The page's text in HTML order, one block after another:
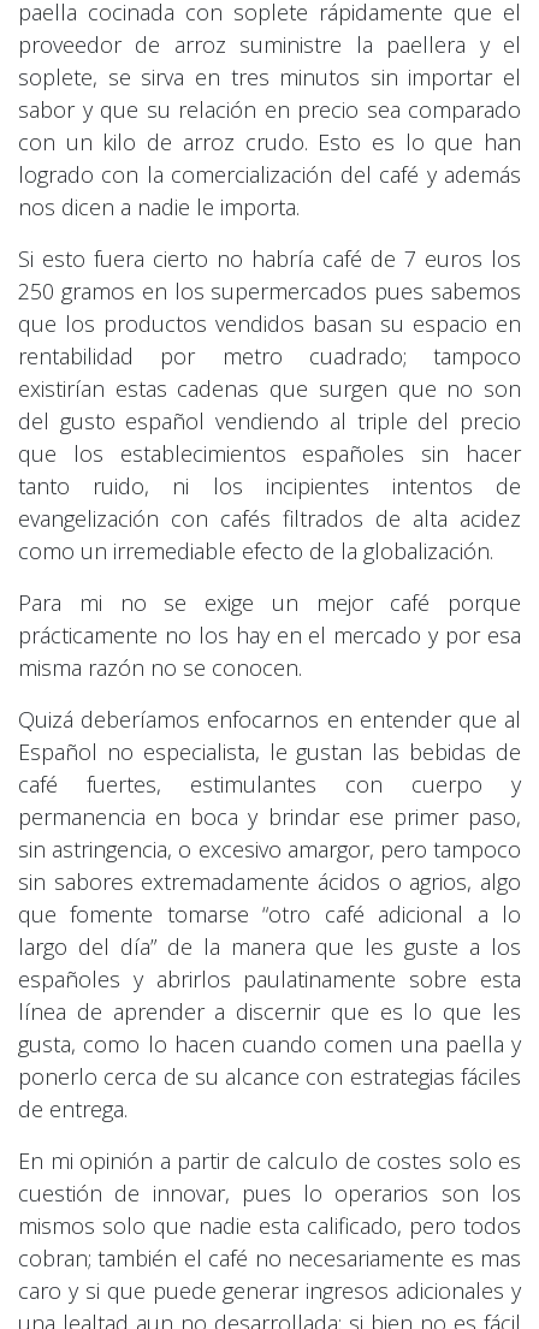
paella cocinada con soplete rápidamente que el
proveedor de arroz suministre la paellera y el
soplete, se sirva en tres minutos sin importar el
sabor y que su relación en precio sea comparado
con un kilo de arroz crudo. Esto es lo que han
logrado con la comercialización del café y además
nos dicen a nadie le importa.
Si esto fuera cierto no habría café de 7 euros los
250 gramos en los supermercados pues sabemos
que los productos vendidos basan su espacio en
rentabilidad por metro cuadrado; tampoco
existirían estas cadenas que surgen que no son
del gusto español vendiendo al triple del precio
que los establecimientos españoles sin hacer
tanto ruido, ni los incipientes intentos de
evangelización con cafés filtrados de alta acidez
como un irremediable efecto de la globalización.
Para mi no se exige un mejor café porque
prácticamente no los hay en el mercado y por esa
misma razón no se conocen.
Quizá deberíamos enfocarnos en entender que al
Español no especialista, le gustan las bebidas de
café fuertes, estimulantes con cuerpo y
permanencia en boca y brindar ese primer paso,
sin astringencia, o excesivo amargor, pero tampoco
sin sabores extremadamente ácidos o agrios, algo
que fomente tomarse “otro café adicional a lo
largo del día” de la manera que les guste a los
españoles y abrirlos paulatinamente sobre esta
línea de aprender a discernir que es lo que les
gusta, como lo hacen cuando comen una paella y
ponerlo cerca de su alcance con estrategias fáciles
de entrega.
En mi opinión a partir de calculo de costes solo es
cuestión de innovar, pues lo operarios son los
mismos solo que nadie esta calificado, pero todos
cobran; también el café no necesariamente es mas
caro y si que puede generar ingresos adicionales y
una lealtad aun no desarrollada; si bien no es fácil